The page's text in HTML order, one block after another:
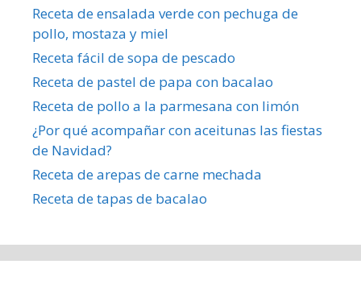
Receta de ensalada verde con pechuga de
pollo, mostaza y miel
Receta fácil de sopa de pescado
Receta de pastel de papa con bacalao
Receta de pollo a la parmesana con limón
¿Por qué acompañar con aceitunas las fiestas
de Navidad?
Receta de arepas de carne mechada
Receta de tapas de bacalao